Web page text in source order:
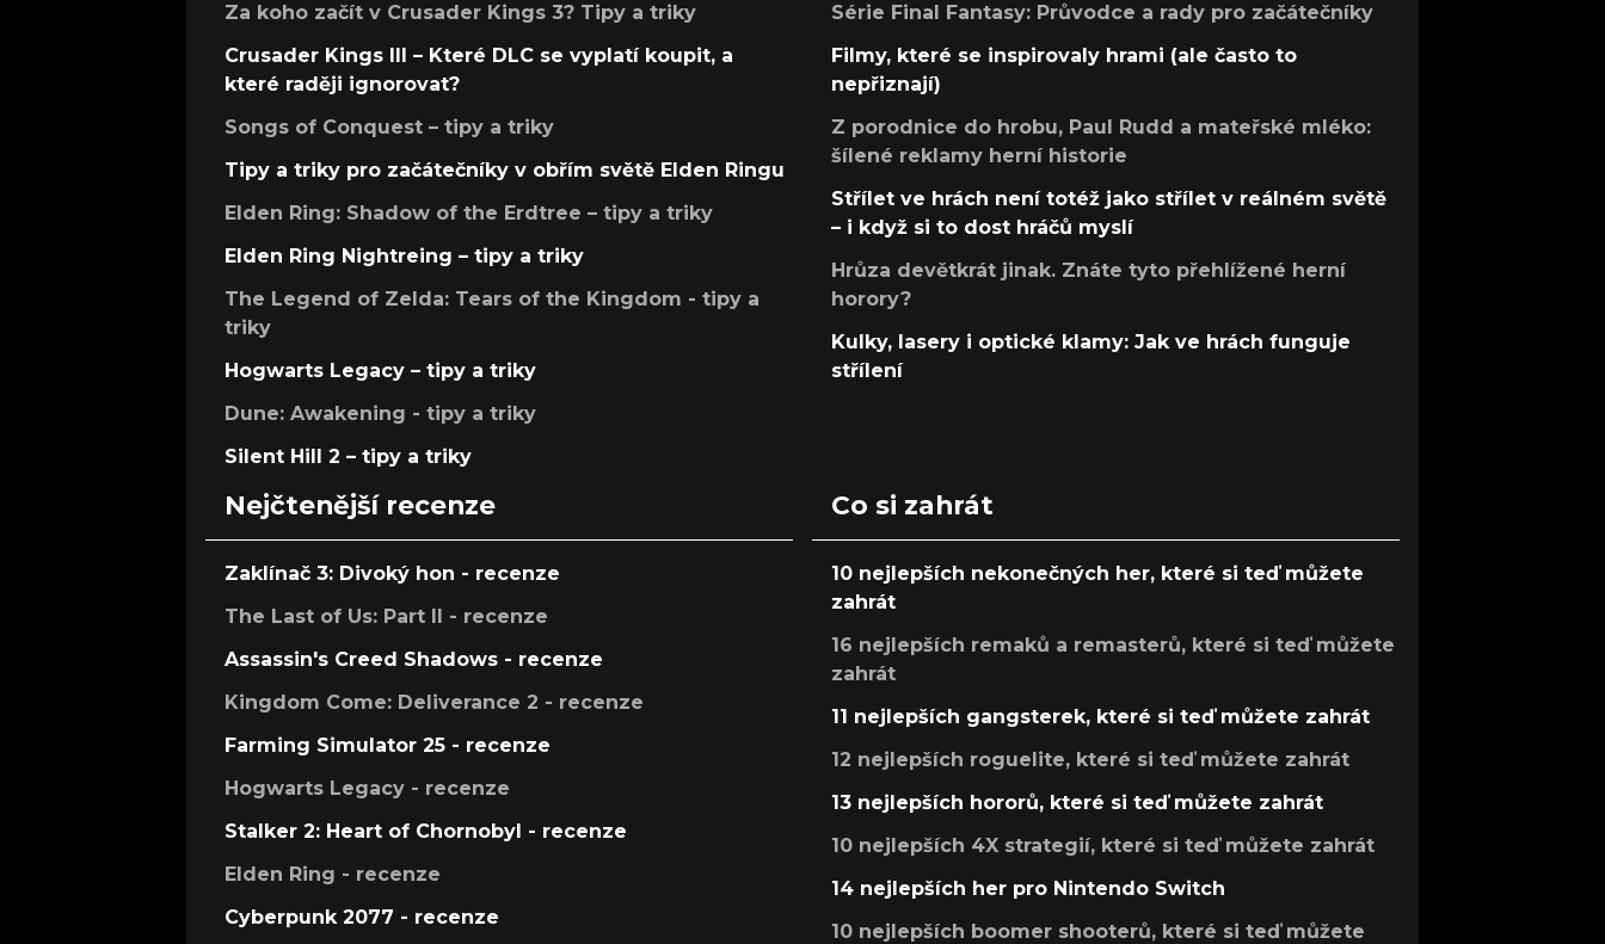
Za koho začít v Crusader Kings 3? Tipy a triky
Crusader Kings III – Které DLC se vyplatí koupit, a
které raději ignorovat?
Songs of Conquest – tipy a triky
Tipy a triky pro začátečníky v obřím světě Elden Ringu
Elden Ring: Shadow of the Erdtree – tipy a triky
Elden Ring Nightreing – tipy a triky
The Legend of Zelda: Tears of the Kingdom - tipy a
triky
Hogwarts Legacy – tipy a triky
Dune: Awakening - tipy a triky
Silent Hill 2 – tipy a triky
Série Final Fantasy: Průvodce a rady pro začátečníky
Filmy, které se inspirovaly hrami (ale často to
nepřiznají)
Z porodnice do hrobu, Paul Rudd a mateřské mléko:
šílené reklamy herní historie
Střílet ve hrách není totéž jako střílet v reálném světě
– i když si to dost hráčů myslí
Hrůza devětkrát jinak. Znáte tyto přehlížené herní
horory?
Kulky, lasery i optické klamy: Jak ve hrách funguje
střílení
Nejčtenější recenze
Zaklínač 3: Divoký hon - recenze
The Last of Us: Part II - recenze
Assassin's Creed Shadows - recenze
Kingdom Come: Deliverance 2 - recenze
Farming Simulator 25 - recenze
Hogwarts Legacy - recenze
Stalker 2: Heart of Chornobyl - recenze
Elden Ring - recenze
Cyberpunk 2077 - recenze
Co si zahrát
10 nejlepších nekonečných her, které si teď můžete
zahrát
16 nejlepších remaků a remasterů, které si teď můžete
zahrát
11 nejlepších gangsterek, které si teď můžete zahrát
12 nejlepších roguelite, které si teď můžete zahrát
13 nejlepších hororů, které si teď můžete zahrát
10 nejlepších 4X strategií, které si teď můžete zahrát
14 nejlepších her pro Nintendo Switch
10 nejlepších boomer shooterů, které si teď můžete